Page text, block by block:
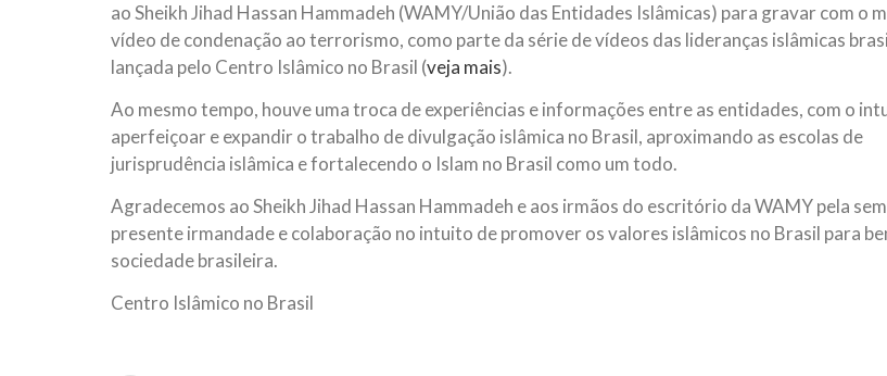
ao Sheikh Jihad Hassan Hammadeh (WAMY/União das Entidades Islâmicas) para gravar com o
vídeo de condenação ao terrorismo, como parte da série de vídeos das lideranças islâmicas
lançada pelo Centro Islâmico no Brasil (veja mais).
Ao mesmo tempo, houve uma troca de experiências e informações entre as entidades, com o
aperfeiçoar e expandir o trabalho de divulgação islâmica no Brasil, aproximando as escolas de
jurisprudência islâmica e fortalecendo o Islam no Brasil como um todo.
Agradecemos ao Sheikh Jihad Hassan Hammadeh e aos irmãos do escritório da WAMY pela
presente irmandade e colaboração no intuito de promover os valores islâmicos no Brasil para
sociedade brasileira.
Centro Islâmico no Brasil